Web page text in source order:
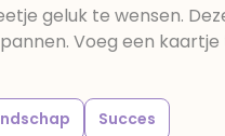
geluk te wensen.
Voeg een
Succes